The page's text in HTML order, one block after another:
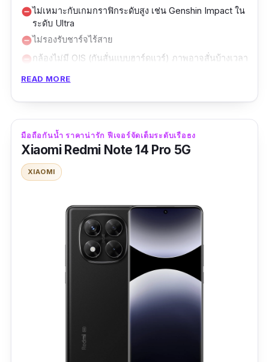
remove_circleไม่เหมาะกับเกมกราฟิกระดับสูง เช่น Genshin Impact ใน
ระดับ Ultra
remove_circleไม่รองรับชาร์จไร้สาย
remove_circleกล้องไม่มี OIS (กันสั่นแบบฮาร์ดแวร์) ภาพอาจสั่นบ้างเวลา
ที่สามารถใช้งานขณะฝนตก หรือในสภาพแวดล้อม
OLED 6.1” อัตราส่วน 21:9 สัดส่วนเดียวกับโรงหนัง
เหมาะทั้งดู Netflix และเล่นเกมมือถือยาว ๆ แบบ
ขุมพลัง Snapdragon 6 Gen 1 กับ RAM 8GB
ให้การใช้งานลื่นไหลแม้จะไม่ใช่ระดับเรือธง แต่
เพียงพอสำหรับการเล่นเกมทั่วไป และใช้งานหลาย
กล้องหลัง 48MP + Ultra-Wide 8MP พร้อม
READ MORE
มือถือกันน้ำ ราคาน่ารัก ฟีเจอร์จัดเต็มระดับเรือธง
Xiaomi Redmi Note 14 Pro 5G
XIAOMI